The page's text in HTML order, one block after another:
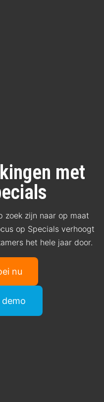
met
zoek zijn naar op maat
op Specials verhoogt
het hele jaar door.
nu
demo